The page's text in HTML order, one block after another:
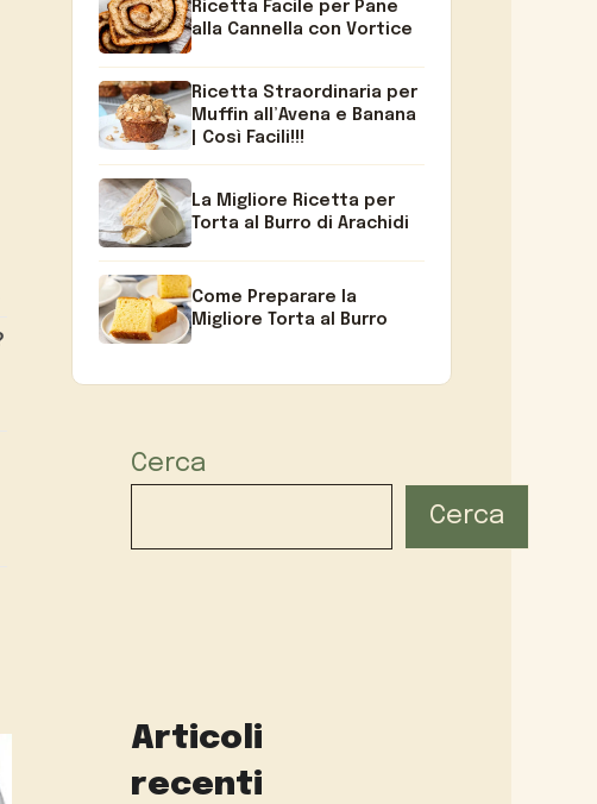
Ricetta Facile per Pane
alla Cannella con Vortice
Ricetta Straordinaria per
Muffin all’Avena e Banana
| Così Facili!!!
La Migliore Ricetta per
Torta al Burro di Arachidi
Come Preparare la
Migliore Torta al Burro
Cerca
Cerca
Articoli
recenti